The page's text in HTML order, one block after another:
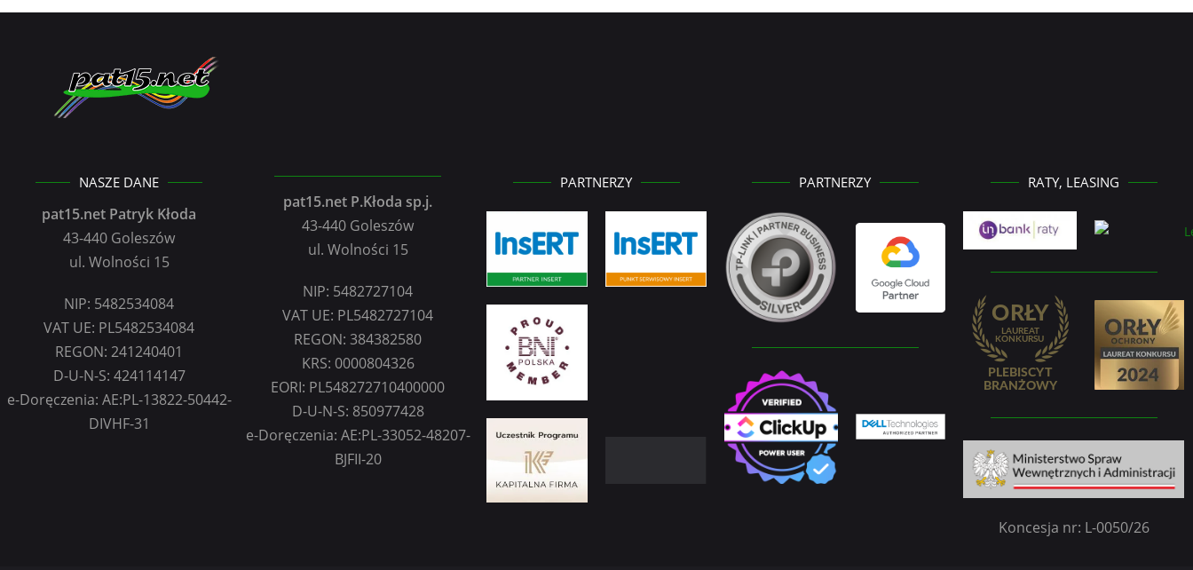
NASZE DANE
pat15.net Patryk Kłoda
43-440 Goleszów
ul. Wolności 15
NIP: 5482534084
VAT UE: PL5482534084
REGON: 241240401
D-U-N-S: 424114147
e-Doręczenia: AE:PL-13822-50442-
DIVHF-31
pat15.net P.Kłoda sp.j.
43-440 Goleszów
ul. Wolności 15
NIP: 5482727104
VAT UE: PL5482727104
REGON: 384382580
KRS: 0000804326
EORI: PL548272710400000
D-U-N-S: 850977428
e-Doręczenia: AE:PL-33052-48207-
BJFII-20
PARTNERZY PARTNERZY RATY, LEASING
Koncesja nr: L-0050/26